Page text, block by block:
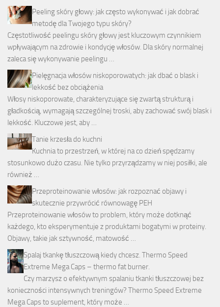
Peeling skóry głowy: jak często wykonywać i jak dobrać
metodę dla Twojego typu skóry?
Częstotliwość peelingu skóry głowy jest kluczowym czynnikiem
wpływającym na zdrowie i kondycję włosów. Dla skóry normalnej
zaleca się wykonywanie peelingu …
Pielęgnacja włosów niskoporowatych: jak dbać o blask i
lekkość bez obciążenia
Włosy niskoporowate, charakteryzujące się zwartą strukturą i
gładkością, wymagają szczególnej troski, aby zachować swój blask i
lekkość. Kluczowe jest, aby …
Tanie krzesła do kuchni
Kuchnia to przestrzeń, w której na co dzień spędzamy
stosunkowo dużo czasu. Nie tylko przyrządzamy w niej posiłki, ale
również …
Przeproteinowanie włosów: jak rozpoznać objawy i
skutecznie przywrócić równowagę PEH
Przeproteinowanie włosów to problem, który może dotknąć
każdego, kto eksperymentuje z produktami bogatymi w proteiny.
Objawy, takie jak sztywność, matowość …
Spalaj tkankę tłuszczową kiedy chcesz. Thermo Speed
Extreme Mega Caps – thermo fat burner.
Czy marzysz o efektywnym spalaniu tkanki tłuszczowej bez
konieczności intensywnych treningów? Thermo Speed Extreme
Mega Caps to suplement, który może …